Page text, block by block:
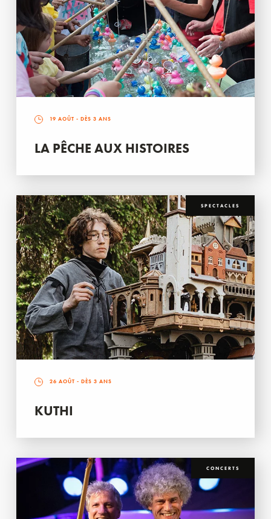
19 AOÛT - DÈS 3 ANS
LA PÊCHE AUX HISTOIRES
SPECTACLES
26 AOÛT - DÈS 3 ANS
KUTHI
CONCERTS